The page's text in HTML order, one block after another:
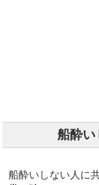
船酔い
船酔いしない人に